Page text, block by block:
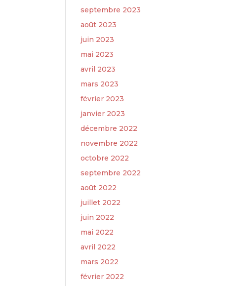
septembre 2023
août 2023
juin 2023
mai 2023
avril 2023
mars 2023
février 2023
janvier 2023
décembre 2022
novembre 2022
octobre 2022
septembre 2022
août 2022
juillet 2022
juin 2022
mai 2022
avril 2022
mars 2022
février 2022